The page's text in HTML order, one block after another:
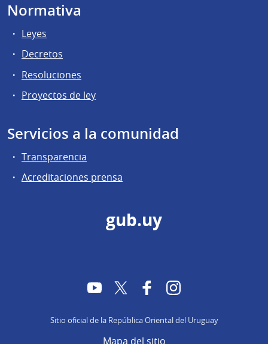
Normativa
Leyes
Decretos
Resoluciones
Proyectos de ley
Servicios a la comunidad
Transparencia
Acreditaciones prensa
gub.uy
YouTubeTwitter FacebookInstagram
Sitio oficial de la República Oriental del Uruguay
Mapa del sitio